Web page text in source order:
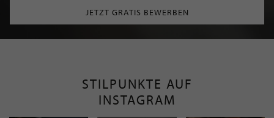
JETZT GRATIS BEWERBEN
STILPUNKTE AUF
INSTAGRAM